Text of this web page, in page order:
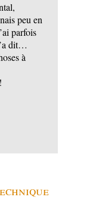
peu en
parfois
dit…
à